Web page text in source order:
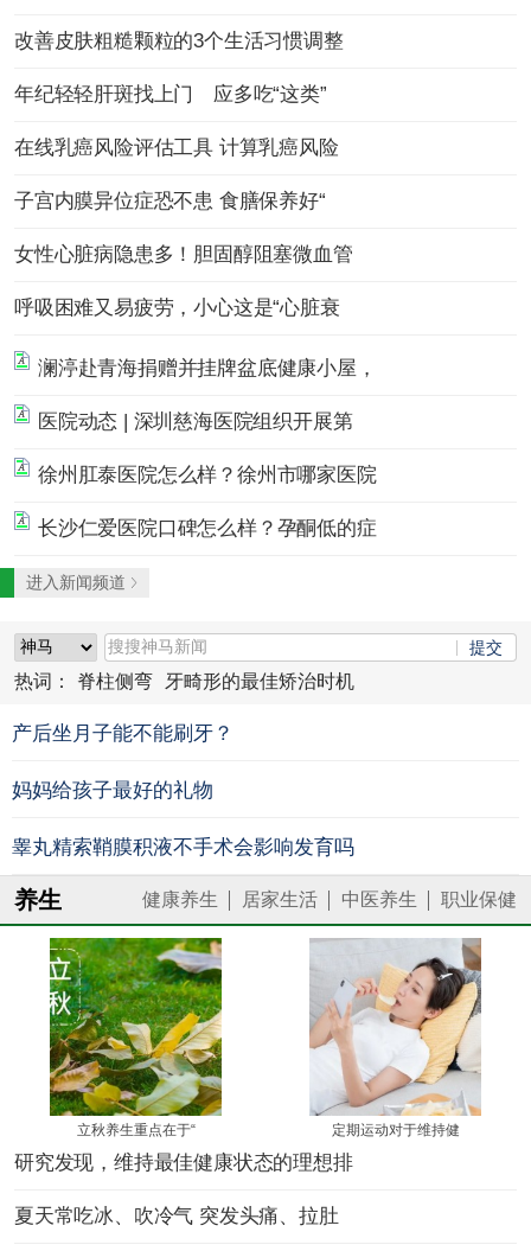
改善皮肤粗糙颗粒的3个生活习惯调整
年纪轻轻肝斑找上门 应多吃“这类”
在线乳癌风险评估工具 计算乳癌风险
子宫内膜异位症恐不患 食膳保养好“
女性心脏病隐患多！胆固醇阻塞微血管
呼吸困难又易疲劳，小心这是“心脏衰
澜渟赴青海捐赠并挂牌盆底健康小屋，
医院动态 | 深圳慈海医院组织开展第
徐州肛泰医院怎么样？徐州市哪家医院
长沙仁爱医院口碑怎么样？孕酮低的症
进入新闻频道
热词： 脊柱侧弯 牙畸形的最佳矫治时机
产后坐月子能不能刷牙？
妈妈给孩子最好的礼物
睾丸精索鞘膜积液不手术会影响发育吗
养生 健康养生 居家生活 中医养生 职业保健
立秋养生重点在于“ 定期运动对于维持健
研究发现，维持最佳健康状态的理想排
夏天常吃冰、吹冷气 突发头痛、拉肚